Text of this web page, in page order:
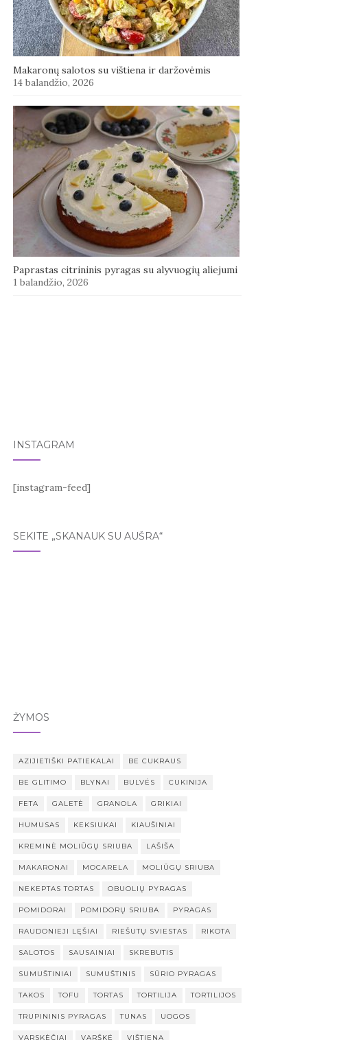
Makaronų salotos su vištiena ir daržovėmis
14 balandžio, 2026
Paprastas citrininis pyragas su alyvuogių aliejumi
1 balandžio, 2026
INSTAGRAM
[instagram-feed]
SEKITE „SKANAUK SU AUŠRA“
ŽYMOS
AZIJIETIŠKI PATIEKALAI BE CUKRAUS
BE GLITIMO BLYNAI BULVĖS CUKINIJA
FETA GALETĖ GRANOLA GRIKIAI
HUMUSAS KEKSIUKAI KIAUŠINIAI
KREMINĖ MOLIŪGŲ SRIUBA LAŠIŠA
MAKARONAI MOCARELA MOLIŪGŲ SRIUBA
NEKEPTAS TORTAS OBUOLIŲ PYRAGAS
POMIDORAI POMIDORŲ SRIUBA PYRAGAS
RAUDONIEJI LĘŠIAI RIEŠUTŲ SVIESTAS RIKOTA
SALOTOS SAUSAINIAI SKREBUTIS
SUMUŠTINIAI SUMUŠTINIS SŪRIO PYRAGAS
TAKOS TOFU TORTAS TORTILIJA TORTILIJOS
TRUPININIS PYRAGAS TUNAS UOGOS
VARSKĖČIAI VARŠKĖ VIŠTIENA